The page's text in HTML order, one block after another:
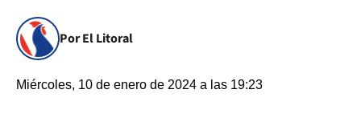
Por El Litoral
Miércoles, 10 de enero de 2024 a las 19:23